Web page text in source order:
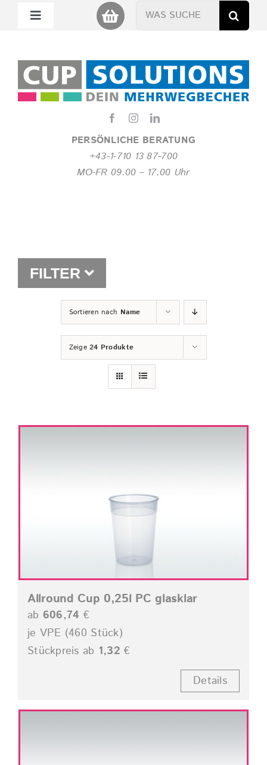
PERSÖNLICHE BERATUNG
+43-1-710 13 87-700
MO-FR 09.00 – 17.00 Uhr
Toggle
Miet Cup
Nachhaltigkeit
Shop
Suche
nach:
FILTER
Sortieren nach Name
Zeige24 Produkte
Allround Cup 0,25l PC glasklar
ab 606,74 €
je VPE (460 Stück)
Stückpreis ab 1,32 €
Details